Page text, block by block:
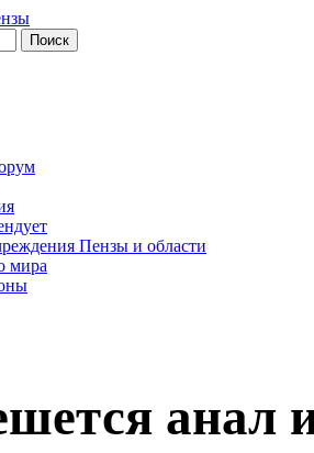
Пензы и области
мира
анал